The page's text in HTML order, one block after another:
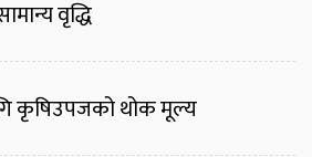
वृद्धि
कृषिउपजको थोक मूल्य